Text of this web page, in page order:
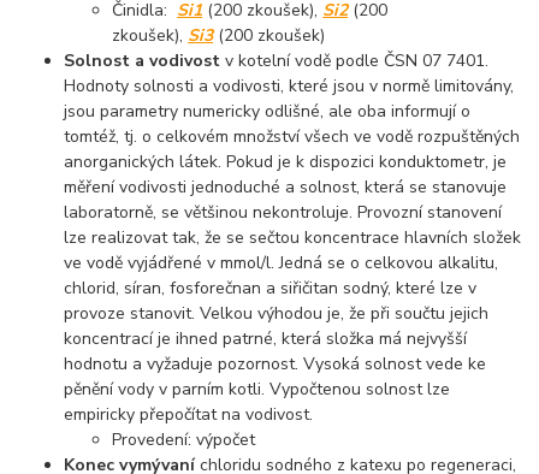
Činidla: Si1 (200 zkoušek), Si2(200
zkoušek), Si3(200 zkoušek)
Solnost a vodivostv kotelní vodě podle ČSN 07 7401.
Hodnoty solnosti a vodivosti, které jsou v normě limitovány,
jsou parametry numericky odlišné, ale oba informují o
tomtéž, tj. o celkovém množství všech ve vodě rozpuštěných
anorganických látek. Pokud je k dispozici konduktometr, je
měření vodivosti jednoduché a solnost, která se stanovuje
laboratorně, se většinou nekontroluje. Provozní stanovení
lze realizovat tak, že se sečtou koncentrace hlavních složek
ve vodě vyjádřené v mmol/l. Jedná se o celkovou alkalitu,
chlorid, síran, fosforečnan a siřičitan sodný, které lze v
provoze stanovit. Velkou výhodou je, že při součtu jejich
koncentrací je ihned patrné, která složka má nejvyšší
hodnotu a vyžaduje pozornost. Vysoká solnost vede ke
pěnění vody v parním kotli. Vypočtenou solnost lze
empiricky přepočítat na vodivost.
Provedení: výpočet
Konec vymývaníchloridu sodného z katexu po regeneraci,